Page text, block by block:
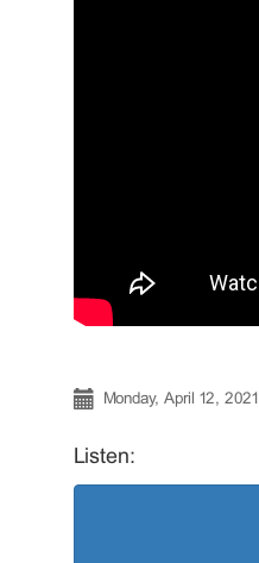
Monday, April 12, 2021
Listen: